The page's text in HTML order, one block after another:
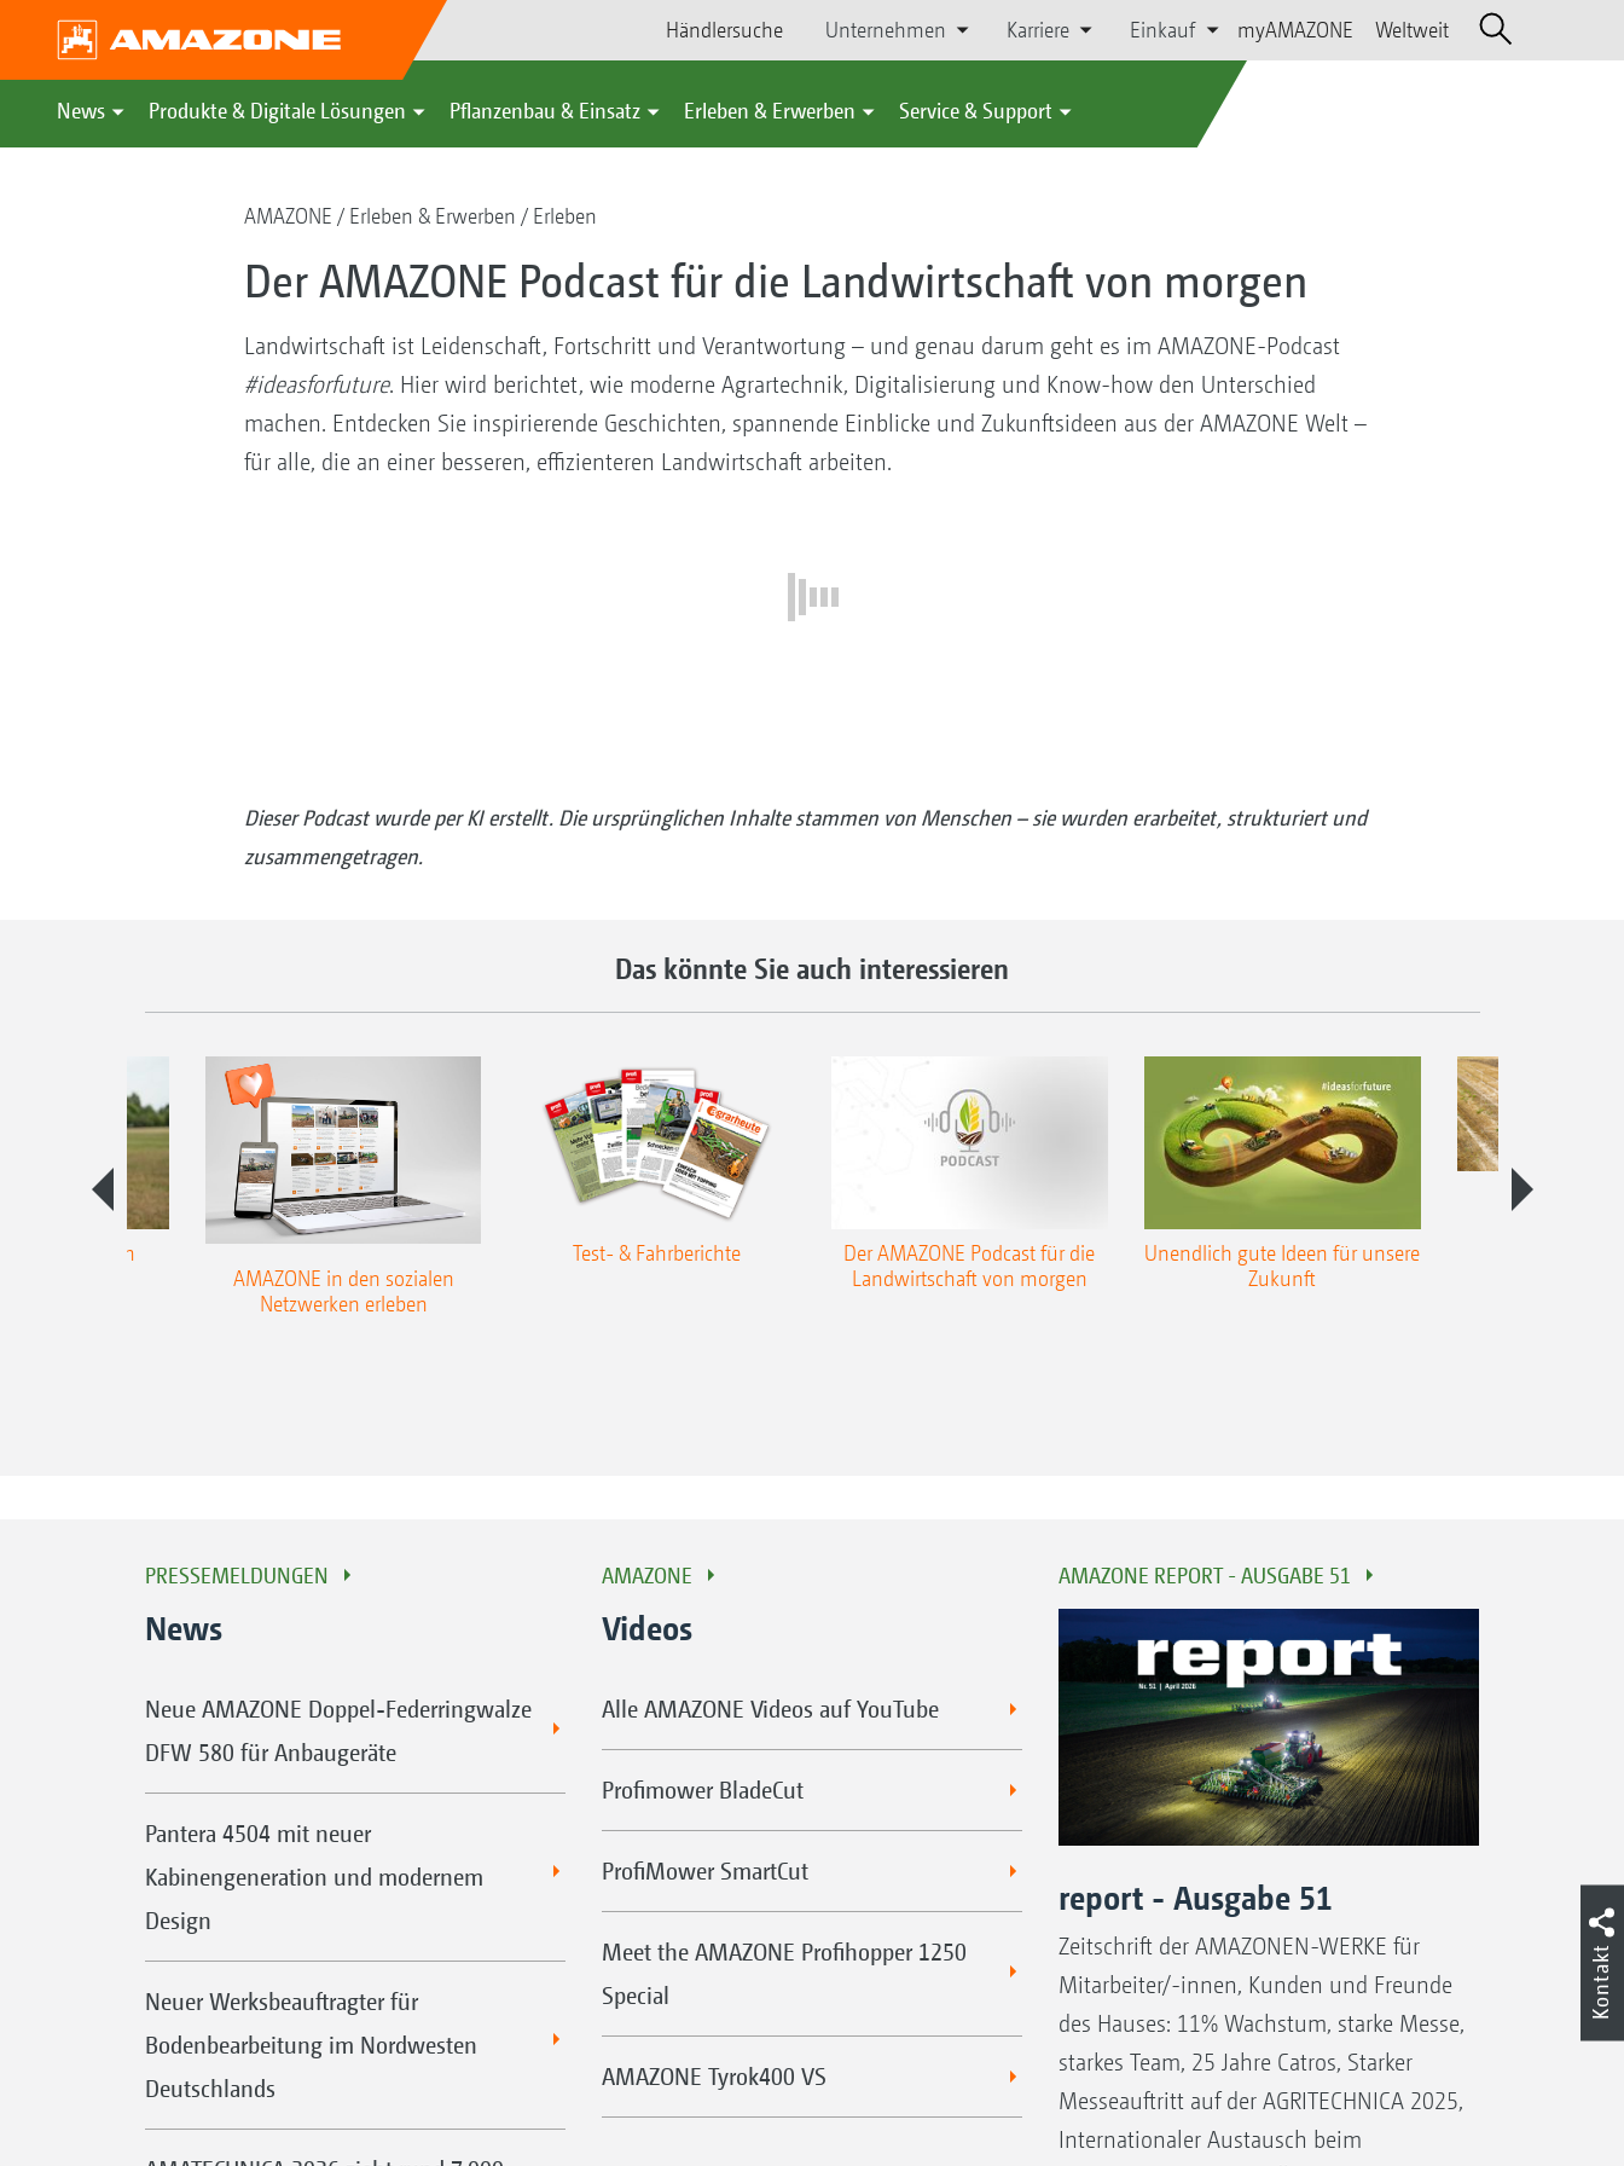
Händlersuche Unternehmen Karriere Einkauf myAMAZONE Weltweit
News Produkte & Digitale Lösungen Pflanzenbau & Einsatz Erleben & Erwerben Service & Support
AMAZONE Erleben & Erwerben Erleben
Der AMAZONE Podcast für die Landwirtschaft von morgen
Landwirtschaft ist Leidenschaft, Fortschritt und Verantwortung – und genau darum geht es im AMAZONE-Podcast
#ideasforfuture. Hier wird berichtet, wie moderne Agrartechnik, Digitalisierung und Know-how den Unterschied
machen. Entdecken Sie inspirierende Geschichten, spannende Einblicke und Zukunftsideen aus der AMAZONE Welt –
für alle, die an einer besseren, effizienteren Landwirtschaft arbeiten.
Dieser Podcast wurde per KI erstellt. Die ursprünglichen Inhalte stammen von Menschen – sie wurden erarbeitet, strukturiert und
zusammengetragen.
Das könnte Sie auch interessieren
zum
AMAZONE in den sozialen
Netzwerken erleben
Test- & Fahrberichte
Der AMAZONE Podcast für die
Landwirtschaft von morgen
Unendlich gute Ideen für unsere
Zukunft
PRESSEMELDUNGEN
News
Neue AMAZONE Doppel-Federringwalze
DFW 580 für Anbaugeräte
Pantera 4504 mit neuer
Kabinengeneration und modernem
Design
Neuer Werksbeauftragter für
Bodenbearbeitung im Nordwesten
Deutschlands
AMAZONE
Videos
Alle AMAZONE Videos auf YouTube
Profimower BladeCut
ProfiMower SmartCut
Meet the AMAZONE Profihopper 1250
Special
AMAZONE Tyrok400 VS
AMAZONE REPORT - AUSGABE 51
report - Ausgabe 51
Zeitschrift der AMAZONEN-WERKE für
Mitarbeiter/-innen, Kunden und Freunde
des Hauses: 11% Wachstum, starke Messe,
starkes Team, 25 Jahre Catros, Starker
Messeauftritt auf der AGRITECHNICA 2025,
Internationaler Austausch beim
Kontakt